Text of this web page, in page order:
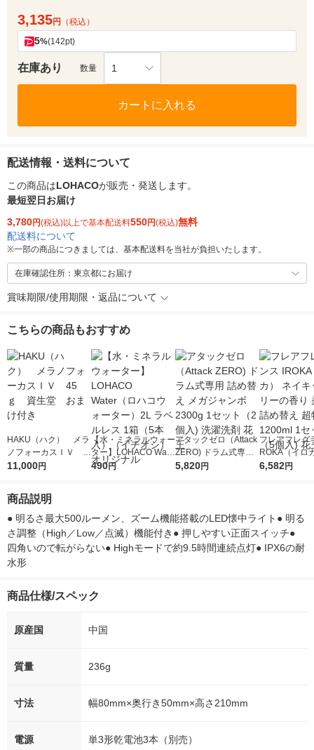
3,135円 （税込）
5%(142pt)
在庫あり 数量 1
カートに入れる
配送情報・送料について
この商品はLOHACOが販売・発送します。
最短翌日お届け
3,780円(税込)以上で基本配送料550円(税込)無料
配送料について
※一部の商品につきましては、基本配送料を当社が負担いたします。
在庫確認住所：東京都にお届け
賞味期限/使用期限・返品について
こちらの商品もおすすめ
HAKU（ハク） メラ
ノフォーカスＩＶ 4
5ｇ 資生堂 おまけ
11,000円
【水・ミネラルウォー
ター】LOHACO Wate
r（ロハコウォータ
490円
アタックゼロ（Attack
ZERO) ドラム式専用
詰め替え メガジャン
5,820円
フレアフレグ
ROKA（イロ
イキッドリリ
6,582円
商品説明
● 明るさ最大500ルーメン、ズーム機能搭載のLED懐中ライト● 明る
さ調整（High／Low／点滅）機能付き● 押しやすい正面スイッチ●
四角いので転がらない● Highモードで約9.5時間連続点灯● IPX6の耐
水形
商品仕様/スペック
原産国 中国
質量 236g
寸法 幅80mm×奥行き50mm×高さ210mm
電源 単3形乾電池3本（別売）